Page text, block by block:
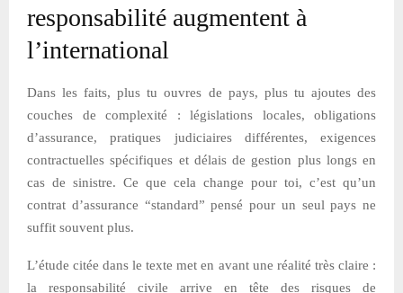
responsabilité augmentent à
l’international
Dans les faits, plus tu ouvres de pays, plus tu ajoutes des
couches de complexité : législations locales, obligations
d’assurance, pratiques judiciaires différentes, exigences
contractuelles spécifiques et délais de gestion plus longs en
cas de sinistre. Ce que cela change pour toi, c’est qu’un
contrat d’assurance “standard” pensé pour un seul pays ne
suffit souvent plus.
L’étude citée dans le texte met en avant une réalité très claire :
la responsabilité civile arrive en tête des risques de